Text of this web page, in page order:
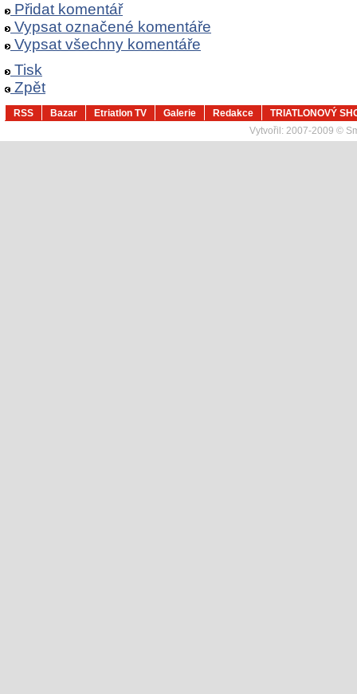
Přidat komentář
Vypsat označené komentáře
Vypsat všechny komentáře
Tisk
Zpět
RSS Bazar Etriatlon TV Galerie Redakce
TRIATLONOVÝ
Vytvořil: 2007-2009 ©